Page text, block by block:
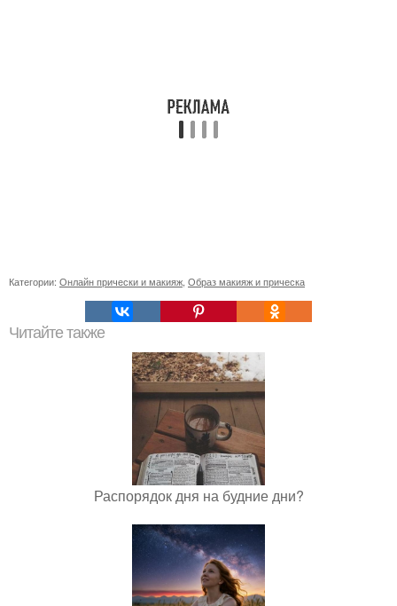
Категории: Онлайн прически и макияж Образ макияж и прическа
Читайте также
Распорядок дня на будние дни?